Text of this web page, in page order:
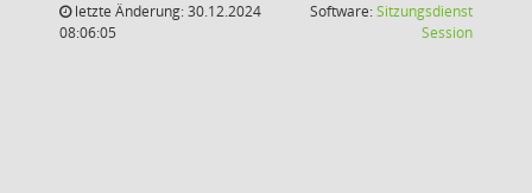
letzte Änderung: 30.12.2024
08:06:05
Software:Sitzungsdienst
Session(Wird in